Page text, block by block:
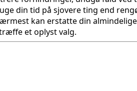
din tid på sjovere ting end
kan erstatte din
et oplyst valg.